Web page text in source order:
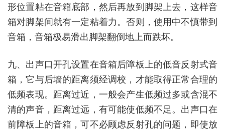
形位置粘在音箱底部，然后再放到脚架上去，这样音
箱对脚架间就有一定粘着力。否则，使用中不慎带到
音箱，音箱极易滑出脚架翻倒地上而跌坏。
九、出声口开孔设置在音箱后障板上的低音反射式音
箱，它与后墙的距离须经调校，才能取得正常合理的
低频表现。距离过近，一般会产生低频过多或含混不
清的声音，距离过远，有可能使低频不足。出声口在
前障板上的音箱，可不必顾虑反射孔的问题，即使放